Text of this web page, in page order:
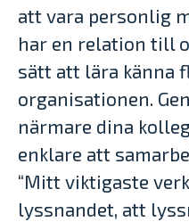
att vara personlig
har en relation till
sätt att lära känna
organisationen.
närmare dina
enklare att
“Mitt viktigaste
lyssnandet, att